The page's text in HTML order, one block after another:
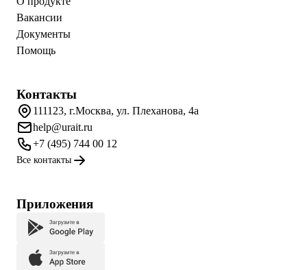
Вакансии
Документы
Помощь
Контакты
111123, г.Москва, ул. Плеханова, 4а
help@urait.ru
+7 (495) 744 00 12
Все контакты
Приложения